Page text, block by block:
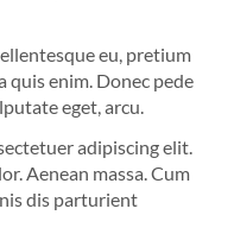
eu, pretium
quis enim. Donec pede
eget, arcu.
adipiscing elit.
Aenean massa. Cum
dis parturient